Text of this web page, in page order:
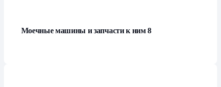
Моечные машины и запчасти к ним8